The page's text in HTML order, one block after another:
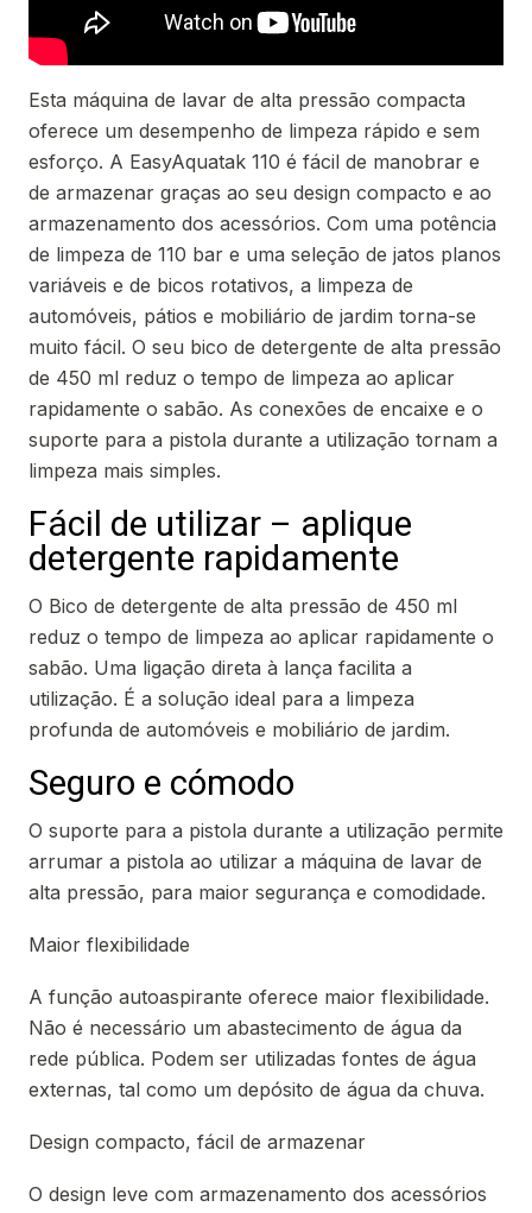
Esta máquina de lavar de alta pressão compacta
oferece um desempenho de limpeza rápido e sem
esforço. A EasyAquatak 110 é fácil de manobrar e
de armazenar graças ao seu design compacto e ao
armazenamento dos acessórios. Com uma potência
de limpeza de 110 bar e uma seleção de jatos planos
variáveis e de bicos rotativos, a limpeza de
automóveis, pátios e mobiliário de jardim torna-se
muito fácil. O seu bico de detergente de alta pressão
de 450 ml reduz o tempo de limpeza ao aplicar
rapidamente o sabão. As conexões de encaixe e o
suporte para a pistola durante a utilização tornam a
limpeza mais simples.
Fácil de utilizar – aplique
detergente rapidamente
O Bico de detergente de alta pressão de 450 ml
reduz o tempo de limpeza ao aplicar rapidamente o
sabão. Uma ligação direta à lança facilita a
utilização. É a solução ideal para a limpeza
profunda de automóveis e mobiliário de jardim.
Seguro e cómodo
O suporte para a pistola durante a utilização permite
arrumar a pistola ao utilizar a máquina de lavar de
alta pressão, para maior segurança e comodidade.
Maior flexibilidade
A função autoaspirante oferece maior flexibilidade.
Não é necessário um abastecimento de água da
rede pública. Podem ser utilizadas fontes de água
externas, tal como um depósito de água da chuva.
Design compacto, fácil de armazenar
O design leve com armazenamento dos acessórios